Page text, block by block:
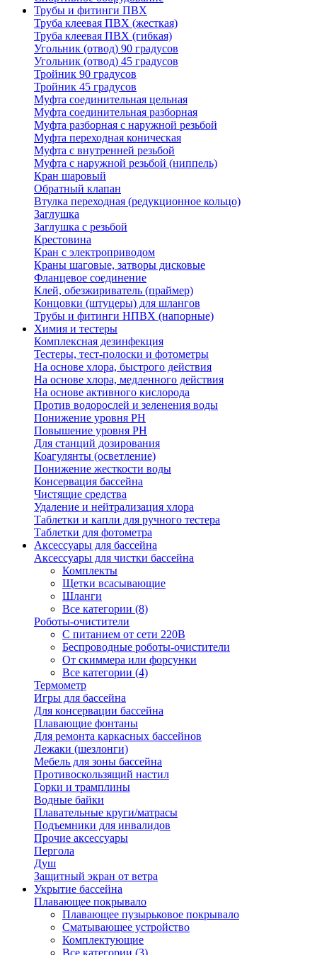
Трубы и фитинги ПВХ
Труба клеевая ПВХ (жесткая)
Труба клеевая ПВХ (гибкая)
Угольник (отвод) 90 градусов
Угольник (отвод) 45 градусов
Тройник 90 градусов
Тройник 45 градусов
Муфта соединительная цельная
Муфта соединительная разборная
Муфта разборная с наружной резьбой
Муфта переходная коническая
Муфта с внутренней резьбой
Муфта с наружной резьбой (ниппель)
Кран шаровый
Обратный клапан
Втулка переходная (редукционное кольцо)
Заглушка
Заглушка с резьбой
Крестовина
Кран с электроприводом
Краны шаговые, затворы дисковые
Фланцевое соединение
Клей, обезжириватель (праймер)
Концовки (штуцеры) для шлангов
Трубы и фитинги НПВХ (напорные)
Химия и тестеры
Комплексная дезинфекция
Тестеры, тест-полоски и фотометры
На основе хлора, быстрого действия
На основе хлора, медленного действия
На основе активного кислорода
Против водорослей и зеленения воды
Понижение уровня РН
Повышение уровня РН
Для станций дозирования
Коагулянты (осветление)
Понижение жесткости воды
Консервация бассейна
Чистящие средства
Удаление и нейтрализация хлора
Таблетки и капли для ручного тестера
Таблетки для фотометра
Аксессуары для бассейна
Аксессуары для чистки бассейна
Комплекты
Щетки всасывающие
Шланги
Все категории (8)
Роботы-очистители
С питанием от сети 220В
Беспроводные роботы-очистители
От скиммера или форсунки
Все категории (4)
Термометр
Игры для бассейна
Для консервации бассейна
Плавающие фонтаны
Для ремонта каркасных бассейнов
Лежаки (шезлонги)
Мебель для зоны бассейна
Противоскользящий настил
Горки и трамплины
Водные байки
Плавательные круги/матрасы
Подъемники для инвалидов
Прочие аксессуары
Пергола
Душ
Защитный экран от ветра
Укрытие бассейна
Плавающее покрывало
Плавающее пузырьковое покрывало
Сматывающее устройство
Комплектующие
Все категории (3)